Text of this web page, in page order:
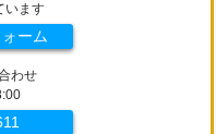
います
ーム
わせ